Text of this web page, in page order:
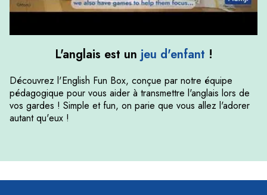
L'anglais est un jeu d'enfant !
Découvrez l'English Fun Box, conçue par notre équipe
pédagogique pour vous aider à transmettre l'anglais lors de
vos gardes ! Simple et fun, on parie que vous allez l'adorer
autant qu'eux !